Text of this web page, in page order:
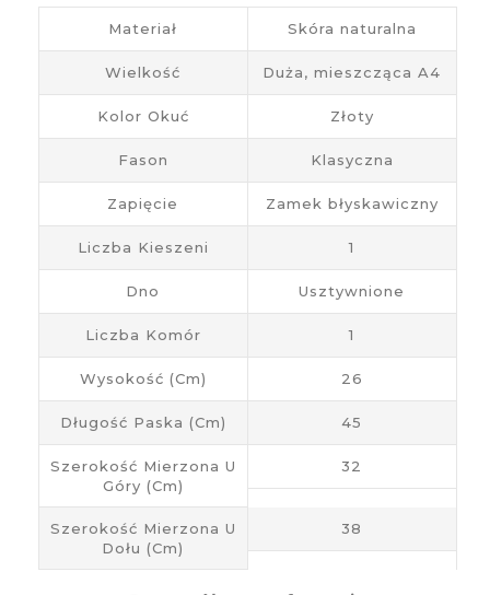
Materiał Skóra naturalna
Wielkość Duża, mieszcząca A4
Kolor Okuć Złoty
Fason Klasyczna
Zapięcie Zamek błyskawiczny
Liczba Kieszeni 1
Dno Usztywnione
Liczba Komór 1
Wysokość (cm) 26
Długość Paska (cm) 45
Szerokość Mierzona U
Góry (cm)
32
Szerokość Mierzona U
Dołu (cm)
38